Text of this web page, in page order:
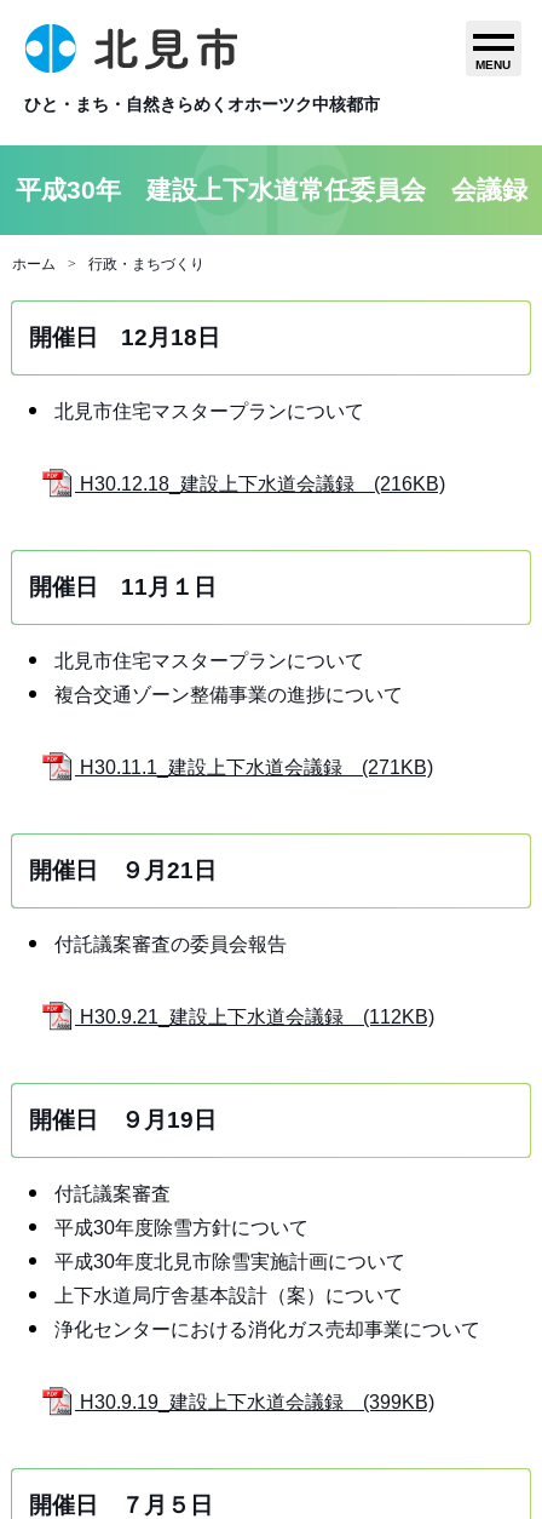
ひと・まち・自然きらめくオホーツク中核都市
MENU
平成30年 建設上下水道常任委員会 会議録
ホーム 行政・まちづくり
開催日 12月18日
北見市住宅マスタープランについて
H30.12.18_建設上下水道会議録 (216KB)
開催日 11月１日
北見市住宅マスタープランについて
複合交通ゾーン整備事業の進捗について
H30.11.1_建設上下水道会議録 (271KB)
開催日 ９月21日
付託議案審査の委員会報告
H30.9.21_建設上下水道会議録 (112KB)
開催日 ９月19日
付託議案審査
平成30年度除雪方針について
平成30年度北見市除雪実施計画について
上下水道局庁舎基本設計（案）について
浄化センターにおける消化ガス売却事業について
H30.9.19_建設上下水道会議録 (399KB)
開催日 ７月５日